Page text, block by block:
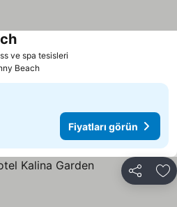
ve spa tesisleri
Fiyatları görün
Beach
Fiyatları görün
Paylaş